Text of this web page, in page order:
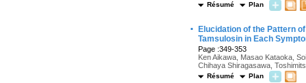
Résumé Plan
·
Elucidation of the Pattern
Tamsulosin in Each
Page :349-353
Ken Aikawa, Masao Kataoka,
Chihaya Shiragasawa,
Résumé Plan